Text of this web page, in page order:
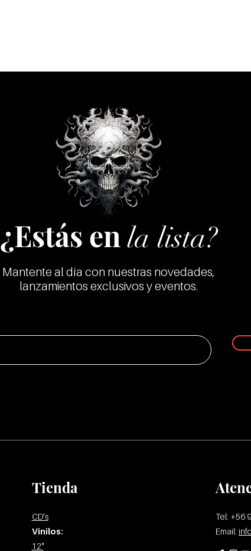
¿Estás en la lista?
Mantente al día con nuestras novedades,
lanzamientos exclusivos y eventos.
Tienda
CD's
Vinilos:
12"
Tel: +56
Email: